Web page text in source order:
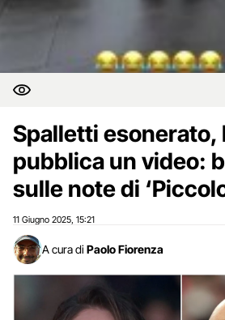
Spalletti esonerato,
pubblica un video:
sulle note di
11 Giugno 2025 15:21
A cura di Paolo Fiorenza